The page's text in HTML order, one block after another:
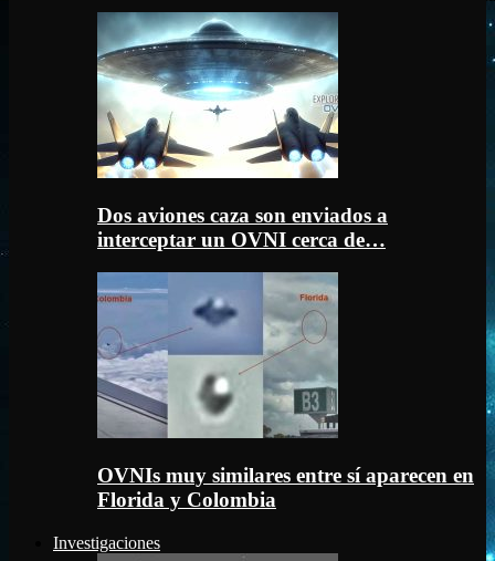
Dos aviones caza son enviados a
interceptar un OVNI cerca de…
OVNIs muy similares entre sí aparecen en
Florida y Colombia
Investigaciones